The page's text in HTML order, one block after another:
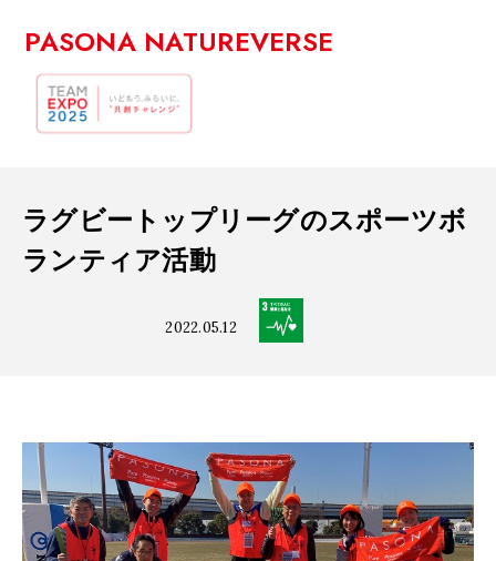
PASONA NATUREVERSE
2022.05.12
ラグビートップリーグのスポーツボ
ランティア活動